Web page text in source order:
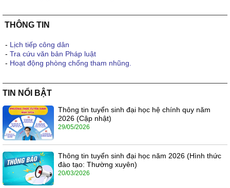
THÔNG TIN
- Lịch tiếp công dân
- Tra cứu văn bản Pháp luật
- Hoạt động phòng chống tham nhũng.
TIN NỔI BẬT
Thông tin tuyển sinh đại học hệ chính quy năm
2026 (Cập nhật)
29/05/2026
Thông tin tuyển sinh đại học năm 2026 (Hình thức
đào tạo: Thường xuyên)
20/03/2026